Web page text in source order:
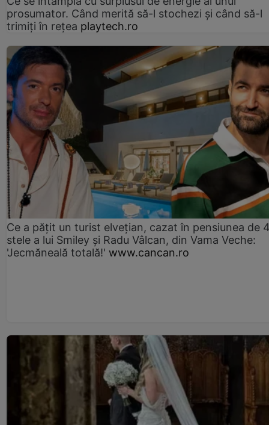
prosumator. Când merită să-l stochezi și când să-l
trimiți în rețea playtech.ro
Ce a pățit un turist elvețian, cazat în pensiunea de
stele a lui Smiley și Radu Vâlcan, din Vama Veche:
'Jecmăneală totală!' www.cancan.ro